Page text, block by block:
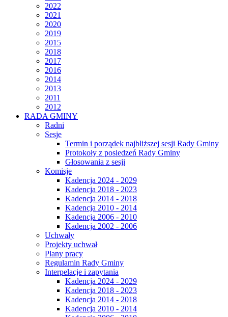
2022
2021
2020
2019
2015
2018
2017
2016
2014
2013
2011
2012
RADA GMINY
Radni
Sesje
Termin i porządek najbliższej sesji Rady Gminy
Protokoły z posiedzeń Rady Gminy
Głosowania z sesji
Komisje
Kadencja 2024 - 2029
Kadencja 2018 - 2023
Kadencja 2014 - 2018
Kadencja 2010 - 2014
Kadencja 2006 - 2010
Kadencja 2002 - 2006
Uchwały
Projekty uchwał
Plany pracy
Regulamin Rady Gminy
Interpelacje i zapytania
Kadencja 2024 - 2029
Kadencja 2018 - 2023
Kadencja 2014 - 2018
Kadencja 2010 - 2014